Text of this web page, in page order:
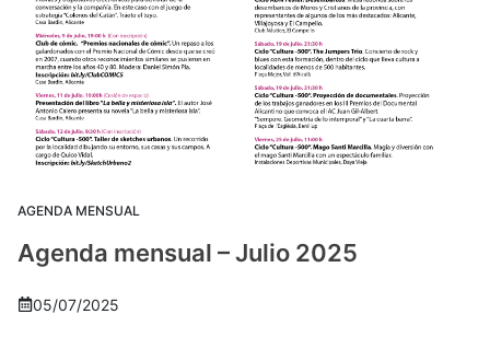
AGENDA MENSUAL
Agenda mensual – Julio 2025
05/07/2025